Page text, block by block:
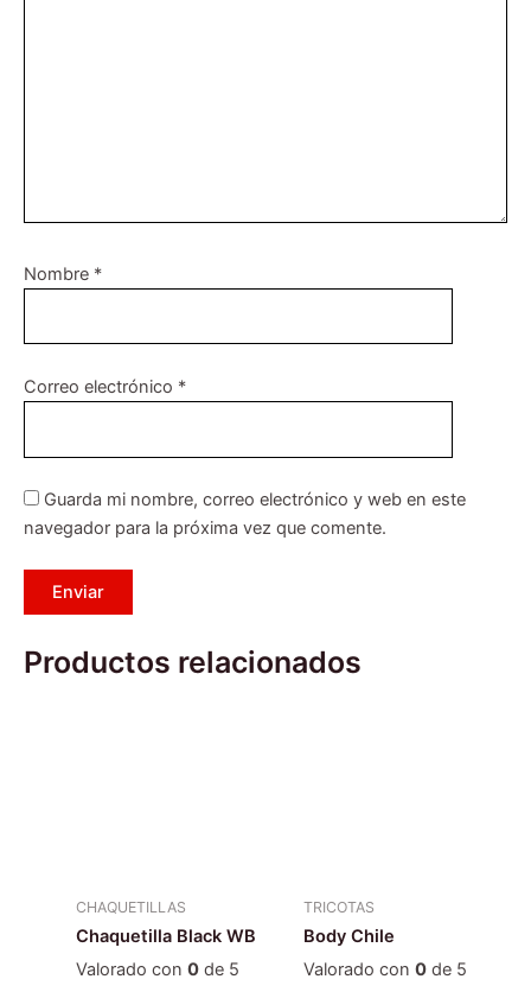
Nombre *
Correo electrónico *
Guarda mi nombre, correo electrónico y web en este
navegador para la próxima vez que comente.
Productos relacionados
CHAQUETILLAS
Chaquetilla Black WB
Valorado con 0de 5
elegir
en
TRICOTAS
Body Chile
Valorado con 0de 5
en